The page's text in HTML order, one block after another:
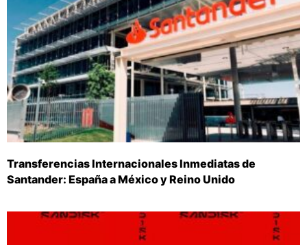
Transferencias Internacionales Inmediatas de
Santander: España a México y Reino Unido